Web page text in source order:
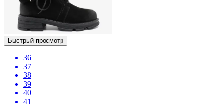
Быстрый просмотр
36
37
38
39
40
41